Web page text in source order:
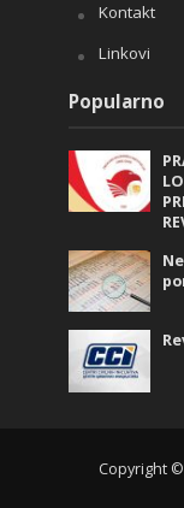
Kontakt
Linkovi
Popularno
Copyright ©